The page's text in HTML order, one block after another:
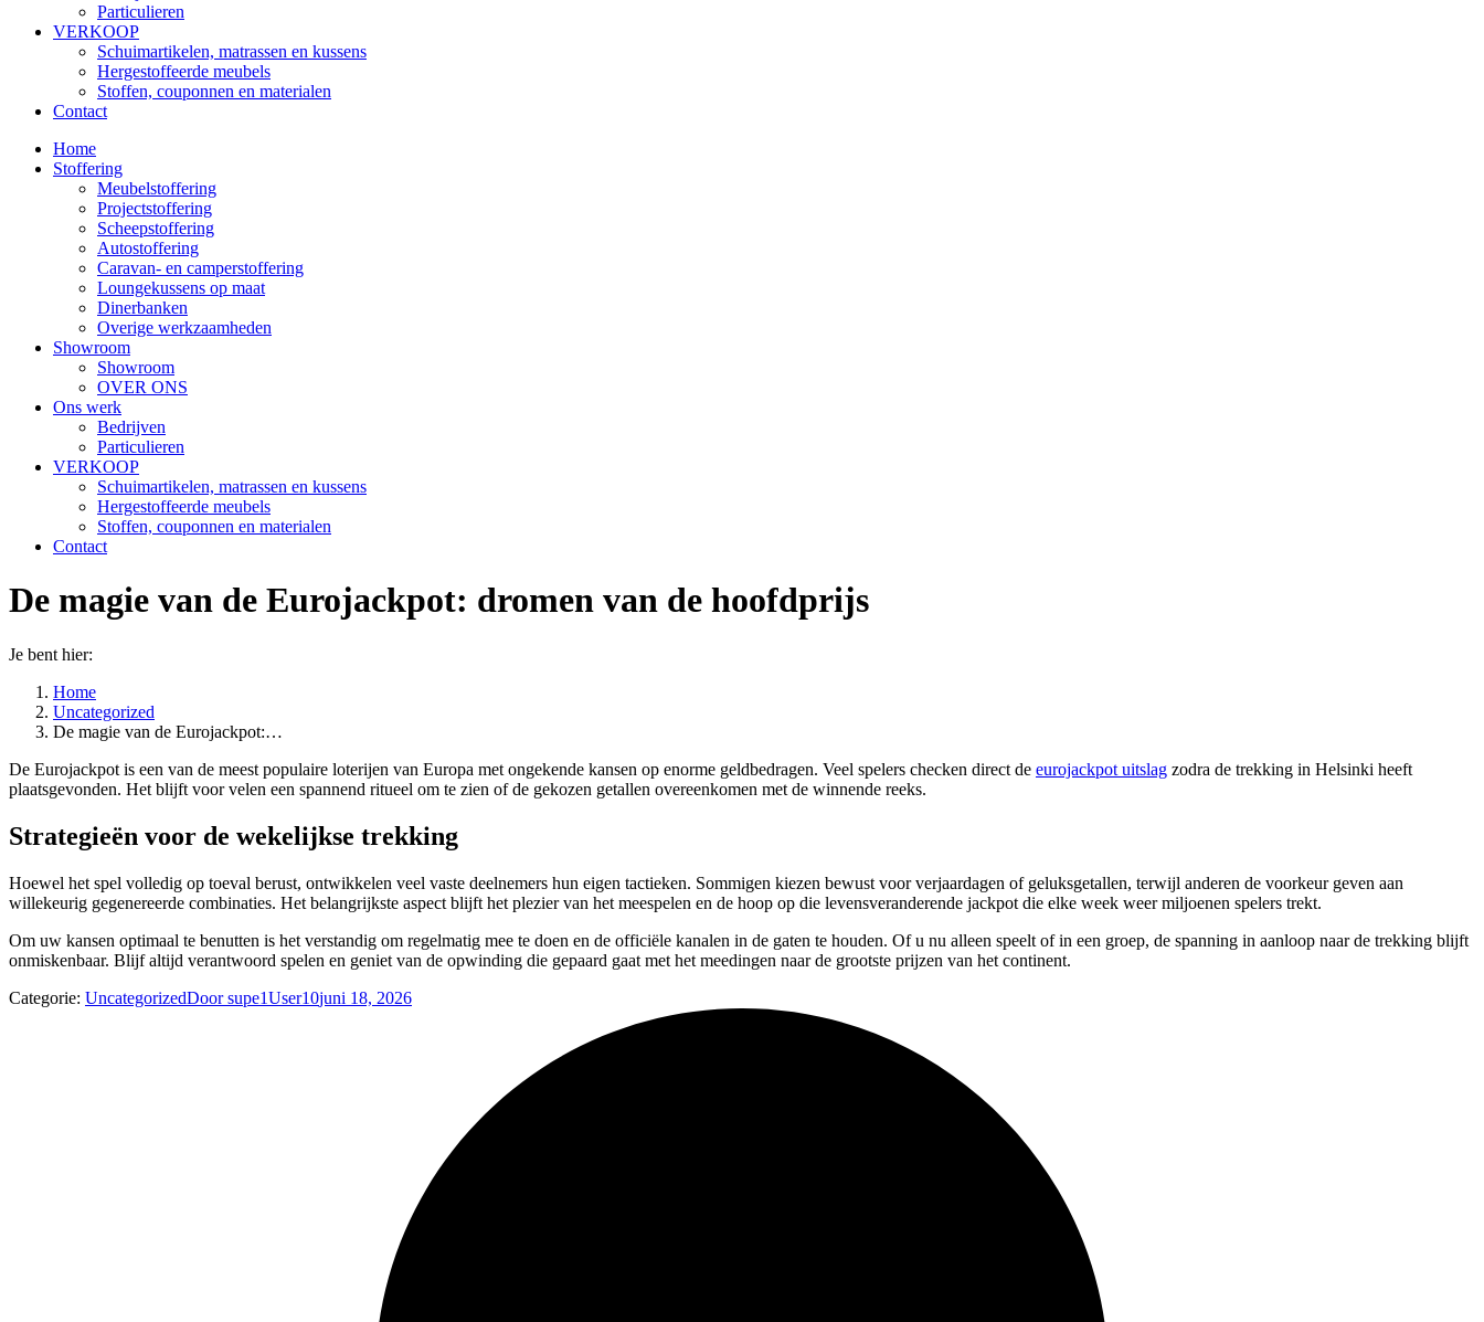
Particulieren
VERKOOP
Schuimartikelen, matrassen en kussens
Hergestoffeerde meubels
Stoffen, couponnen en materialen
Contact
Home
Stoffering
Meubelstoffering
Projectstoffering
Scheepstoffering
Autostoffering
Caravan- en camperstoffering
Loungekussens op maat
Dinerbanken
Overige werkzaamheden
Showroom
Showroom
OVER ONS
Ons werk
Bedrijven
Particulieren
VERKOOP
Schuimartikelen, matrassen en kussens
Hergestoffeerde meubels
Stoffen, couponnen en materialen
Contact
De magie van de Eurojackpot: dromen van de hoofdprijs
Je bent hier:
Home
Uncategorized
De magie van de Eurojackpot:…
De Eurojackpot is een van de meest populaire loterijen van Europa met ongekende kansen op enorme geldbedragen. Veel spelers checken direct de eurojackpot uitslag zodra de trekking in Helsinki heeft
plaatsgevonden. Het blijft voor velen een spannend ritueel om te zien of de gekozen getallen overeenkomen met de winnende reeks.
Strategieën voor de wekelijkse trekking
Hoewel het spel volledig op toeval berust, ontwikkelen veel vaste deelnemers hun eigen tactieken. Sommigen kiezen bewust voor verjaardagen of geluksgetallen, terwijl anderen de voorkeur geven aan
willekeurig gegenereerde combinaties. Het belangrijkste aspect blijft het plezier van het meespelen en de hoop op die levensveranderende jackpot die elke week weer miljoenen spelers trekt.
Om uw kansen optimaal te benutten is het verstandig om regelmatig mee te doen en de officiële kanalen in de gaten te houden. Of u nu alleen speelt of in een groep, de spanning in aanloop naar de trekking blijft
onmiskenbaar. Blijf altijd verantwoord spelen en geniet van de opwinding die gepaard gaat met het meedingen naar de grootste prijzen van het continent.
Categorie: UncategorizedDoorsupe1User10juni 18, 2026